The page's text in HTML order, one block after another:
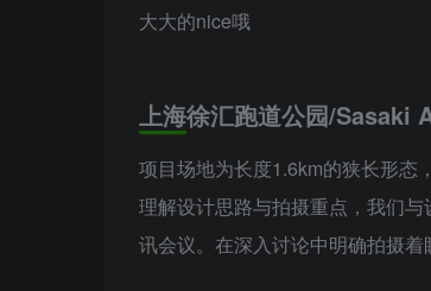
大大的nice哦
上海徐汇跑道公园/Sasaki
项目场地为长度1.6km的狭长形态
理解设计思路与拍摄重点，我们
讯会议。在深入讨论中明确拍摄着